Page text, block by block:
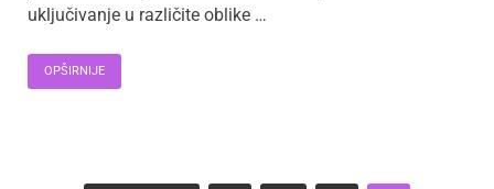
uključivanje u različite oblike …
OPŠIRNIJE